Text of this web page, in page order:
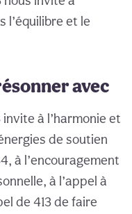
l’équilibre et le
avec
à l’harmonie et
de soutien
à l’encouragement
à l’appel à
de 413 de faire